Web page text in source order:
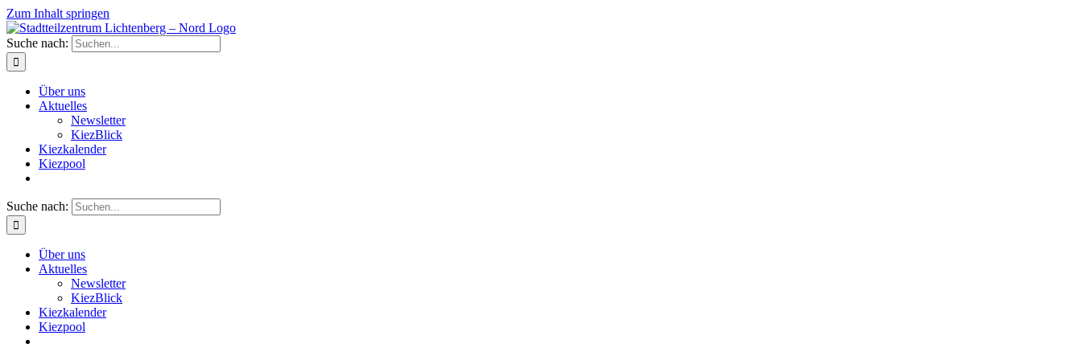
Zum Inhalt springen
Suche nach:
Über uns
Aktuelles
Newsletter
KiezBlick
Kiezkalender
Kiezpool
Suche nach:
Über uns
Aktuelles
Newsletter
KiezBlick
Kiezkalender
Kiezpool